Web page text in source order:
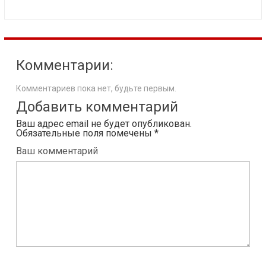
Комментарии:
Комментариев пока нет, будьте первым.
Добавить комментарий
Ваш адрес email не будет опубликован.
Обязательные поля помечены *
Ваш комментарий